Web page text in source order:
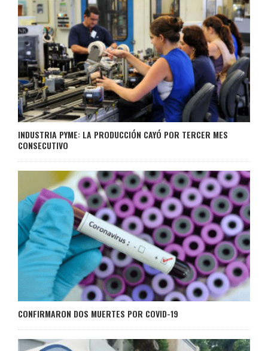
INDUSTRIA PYME: LA PRODUCCIÓN CAYÓ POR TERCER MES
CONSECUTIVO
CONFIRMARON DOS MUERTES POR COVID-19